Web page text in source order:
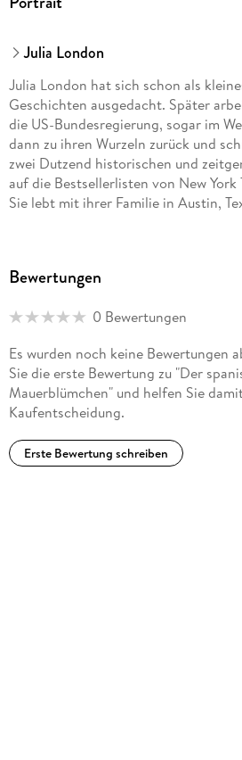
Julia London
Julia London hat sich schon als
Geschichten ausgedacht. Später
die US-Bundesregierung, sogar im
dann zu ihren Wurzeln zurück und
zwei Dutzend historischen und
auf die Bestsellerlisten von New York
Sie lebt mit ihrer Familie in Austin,
Bewertungen
0 Bewertungen
Es wurden noch keine Bewertungen
Sie die erste Bewertung zu "Der
Mauerblümchen" und helfen Sie
Kaufentscheidung.
Erste Bewertung schreiben